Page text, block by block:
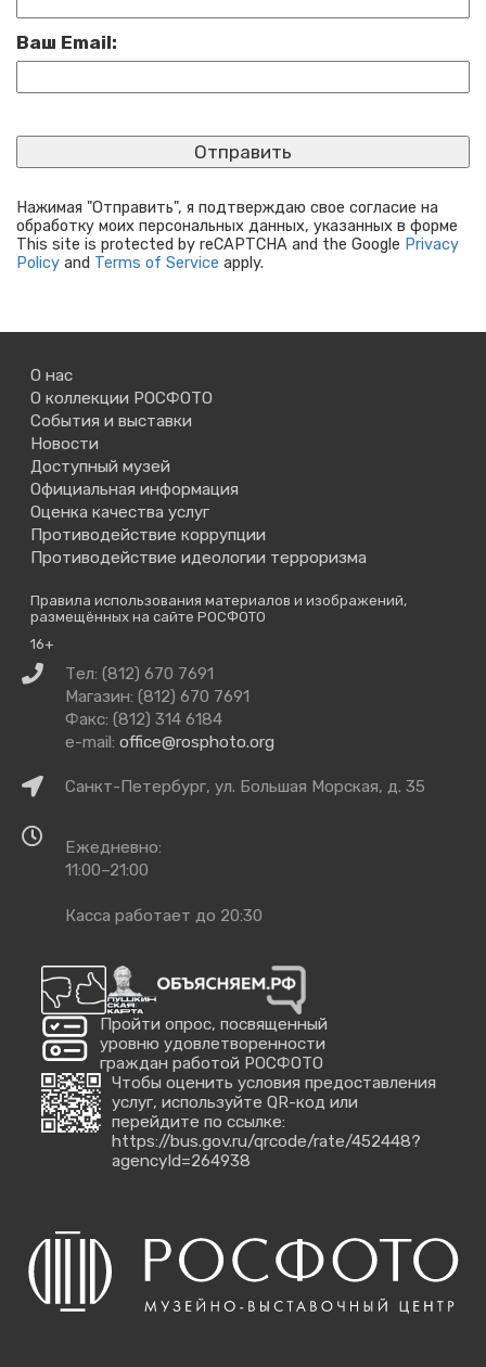
Ваш Email:
Нажимая "Отправить", я подтверждаю свое согласие на
обработку моих персональных данных, указанных в форме
This site is protected by reCAPTCHA and the Google Privacy
Policy and Terms of Service apply.
О нас
О коллекции РОСФОТО
События и выставки
Новости
Доступный музей
Официальная информация
Оценка качества услуг
Противодействие коррупции
Противодействие идеологии терроризма
Правила использования материалов и изображений,
размещённых на сайте РОСФОТО
16+
Связаться
нами
Тел: (812) 670 7691
Магазин: (812) 670 7691
Факс: (812) 314 6184
e-mail: office@rosphoto.org
КакСанкт-Петербург, ул. Большая Морская, д. 35
работы
Ежедневно:
11:00–21:00
Касса работает до 20:30
Пройти опрос, посвященный
уровню удовлетворенности
граждан работой РОСФОТО
Чтобы оценить условия предоставления
услуг, используйте QR-код или
перейдите по ссылке:
https://bus.gov.ru/qrcode/rate/452448?
agencyId=264938